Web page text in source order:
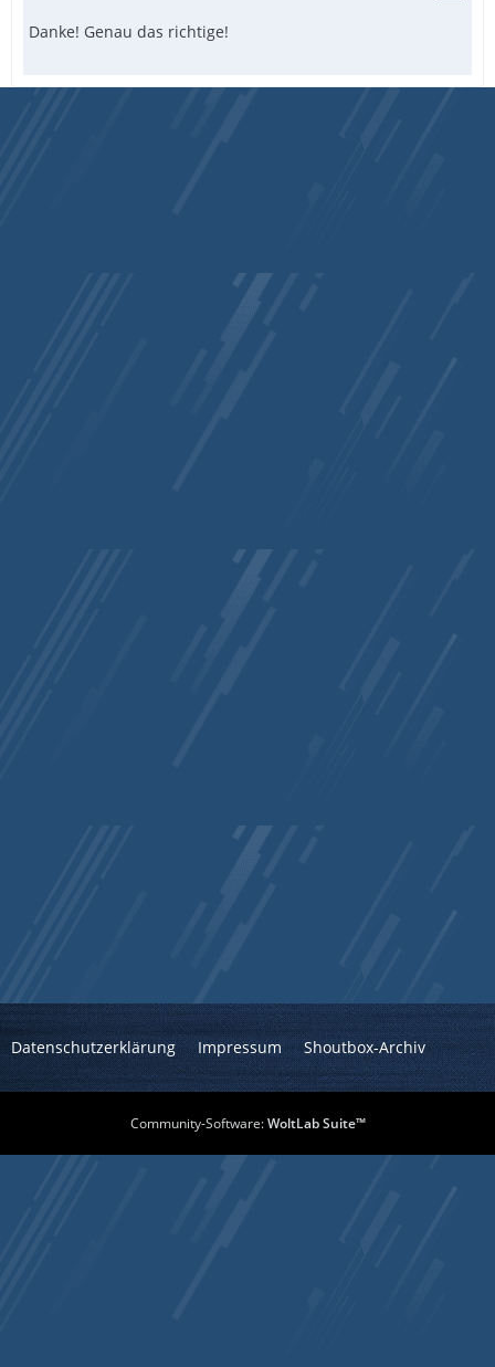
Danke! Genau das richtige!
Datenschutzerklärung Impressum Shoutbox-Archiv
Community-Software:WoltLab Suite™